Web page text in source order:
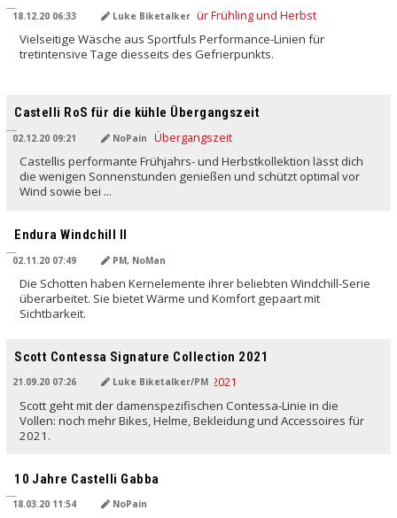
18.12.20 06:33 Luke Biketalker
Vielseitige Wäsche aus Sportfuls Performance-Linien für
tretintensive Tage diesseits des Gefrierpunkts.
Castelli RoS für die kühle Übergangszeit
02.12.20 09:21 NoPain
Castellis performante Frühjahrs- und Herbstkollektion lässt dich
die wenigen Sonnenstunden genießen und schützt optimal vor
Wind sowie bei ...
Endura Windchill II
02.11.20 07:49 PM, NoMan
Die Schotten haben Kernelemente ihrer beliebten Windchill-Serie
überarbeitet. Sie bietet Wärme und Komfort gepaart mit
Sichtbarkeit.
Scott Contessa Signature Collection 2021
21.09.20 07:26 Luke Biketalker/PM
Scott geht mit der damenspezifischen Contessa-Linie in die
Vollen: noch mehr Bikes, Helme, Bekleidung und Accessoires für
2021.
10 Jahre Castelli Gabba
18.03.20 11:54 NoPain